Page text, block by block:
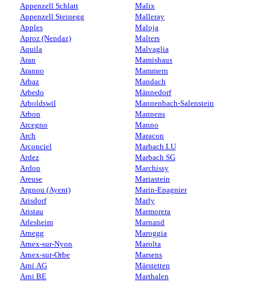
Appenzell Schlatt
Appenzell Steinegg
Apples
Aproz (Nendaz)
Aquila
Aran
Aranno
Arbaz
Arbedo
Arboldswil
Arbon
Arcegno
Arch
Arconciel
Ardez
Ardon
Areuse
Argnou (Ayent)
Arisdorf
Aristau
Arlesheim
Arnegg
Arnex-sur-Nyon
Arnex-sur-Orbe
Arni AG
Arni BE
Malix
Malleray
Maloja
Malters
Malvaglia
Mamishaus
Mammern
Mandach
Männedorf
Mannenbach-Salenstein
Mannens
Manno
Maracon
Marbach LU
Marbach SG
Marchissy
Mariastein
Marin-Epagnier
Marly
Marmorera
Marnand
Maroggia
Marolta
Marsens
Märstetten
Marthalen